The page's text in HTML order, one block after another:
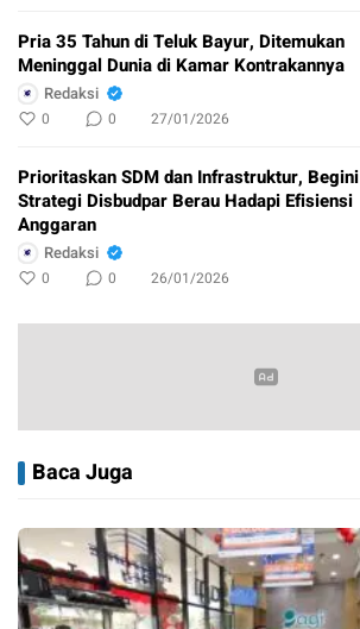
Pria 35 Tahun di Teluk Bayur, Ditemukan
Meninggal Dunia di Kamar Kontrakannya
Redaksi
0 0 27/01/2026
Prioritaskan SDM dan Infrastruktur, Begini
Strategi Disbudpar Berau Hadapi Efisiensi
Anggaran
Redaksi
0 0 26/01/2026
Baca Juga